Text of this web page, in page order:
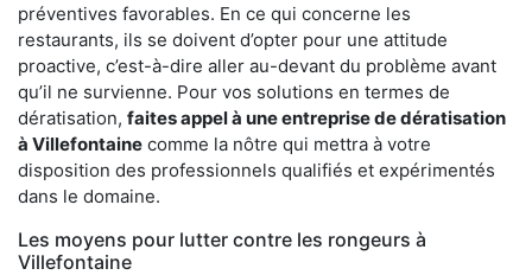
préventives favorables. En ce qui concerne les
restaurants, ils se doivent d’opter pour une attitude
proactive, c’est-à-dire aller au-devant du problème avant
qu’il ne survienne. Pour vos solutions en termes de
dératisation, faites appel à une entreprise de dératisation
à Villefontaine comme la nôtre qui mettra à votre
disposition des professionnels qualifiés et expérimentés
dans le domaine.
Les moyens pour lutter contre les rongeurs à
Villefontaine